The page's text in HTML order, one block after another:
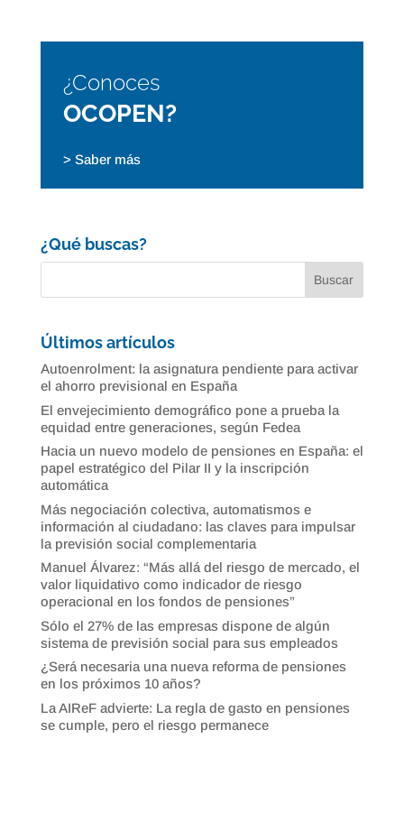
¿Conoces
OCOPEN?
> Saber más
¿Qué buscas?
Últimos artículos
Autoenrolment: la asignatura pendiente para activar
el ahorro previsional en España
El envejecimiento demográfico pone a prueba la
equidad entre generaciones, según Fedea
Hacia un nuevo modelo de pensiones en España: el
papel estratégico del Pilar II y la inscripción
automática
Más negociación colectiva, automatismos e
información al ciudadano: las claves para impulsar
la previsión social complementaria
Manuel Álvarez: “Más allá del riesgo de mercado, el
valor liquidativo como indicador de riesgo
operacional en los fondos de pensiones”
Sólo el 27% de las empresas dispone de algún
sistema de previsión social para sus empleados
¿Será necesaria una nueva reforma de pensiones
en los próximos 10 años?
La AIReF advierte: La regla de gasto en pensiones
se cumple, pero el riesgo permanece